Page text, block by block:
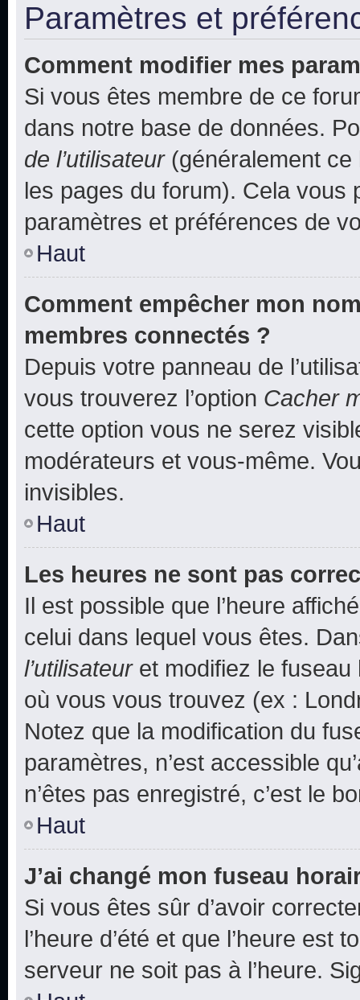
Paramètres et
Comment modifier mes
Si vous êtes membre de ce
dans notre base de données.
de l’utilisateur(généralement ce
les pages du forum). Cela vous
paramètres et préférences de
Haut
Comment empêcher mon
membres connectés ?
Depuis votre panneau de
vous trouverez l’option Cacher
cette option vous ne serez
modérateurs et vous-même.
invisibles.
Haut
Les heures ne sont pas
Il est possible que l’heure
celui dans lequel vous êtes.
l’utilisateuret modifiez le fuseau
où vous vous trouvez (ex :
Notez que la modification du
paramètres, n’est accessible
n’êtes pas enregistré, c’est le
Haut
J’ai changé mon fuseau
Si vous êtes sûr d’avoir
l’heure d’été et que l’heure est
serveur ne soit pas à l’heure.